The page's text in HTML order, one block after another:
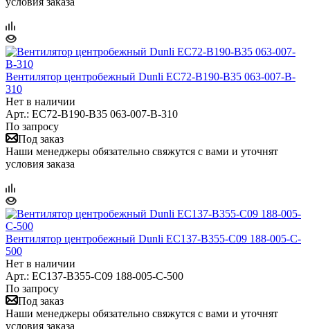
Вентилятор центробежный Dunli EC72-B190-B35 063-007-B-
310
Нет в наличии
Арт.: EC72-B190-B35 063-007-B-310
По запросу
Под заказ
Наши менеджеры обязательно свяжутся с вами и уточнят
условия заказа
Вентилятор центробежный Dunli EC137-B355-C09 188-005-C-
500
Нет в наличии
Арт.: EC137-B355-C09 188-005-C-500
По запросу
Под заказ
Наши менеджеры обязательно свяжутся с вами и уточнят
условия заказа